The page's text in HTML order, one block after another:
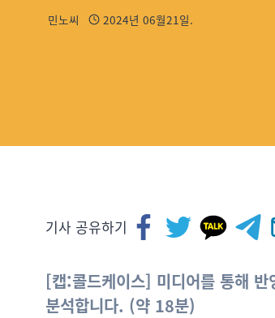
민노씨 2024년 06월21일.
기사 공유하기
[캡:콜드케이스] 미디어를 통해 반
분석합니다. (약 18분)